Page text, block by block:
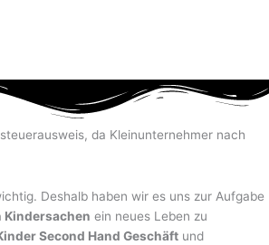
da Kleinunternehmer nach
Deshalb haben wir es uns zur Aufgabe
ein neues Leben zu
Second Hand Geschäft und